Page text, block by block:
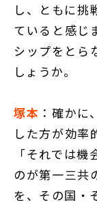
し、ともに挑
ていると感じ
シップをとら
しょうか。
塚本 ：確か
した方が効率
「それでは
のが第一三共
を、その国・